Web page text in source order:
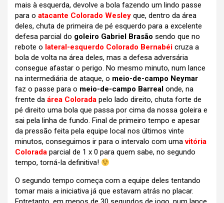
mais à esquerda, devolve a bola fazendo um lindo passe
para o atacante Colorado Wesley que, dentro da área
deles, chuta de primeira de pé esquerdo para a excelente
defesa parcial do goleiro Gabriel Brasão sendo que no
rebote o lateral-esquerdo Colorado Bernabéi cruza a
bola de volta na área deles, mas a defesa adversária
consegue afastar o perigo. No mesmo minuto, num lance
na intermediária de ataque, o meio-de-campo Neymar
faz o passe para o meio-de-campo Barreal onde, na
frente da área Colorada pelo lado direito, chuta forte de
pé direito uma bola que passa por cima da nossa goleira e
sai pela linha de fundo. Final de primeiro tempo e apesar
da pressão feita pela equipe local nos últimos vinte
minutos, conseguimos ir para o intervalo com umavitória
Colorada parcial de 1 x 0 para quem sabe, no segundo
tempo, torná-la definitiva!
O segundo tempo começa com a equipe deles tentando
tomar mais a iniciativa já que estavam atrás no placar.